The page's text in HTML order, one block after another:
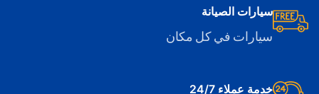
سيارات الصيانة
سيارات في كل مكان
خدمة عملاء 24/7